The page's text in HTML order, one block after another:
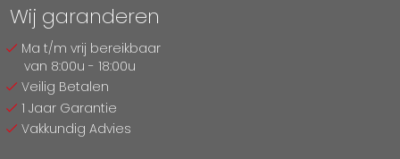
Wij garanderen
Ma t/m vrij bereikbaar
van 8:00u - 18:00u
Veilig Betalen
1 Jaar Garantie
Vakkundig Advies